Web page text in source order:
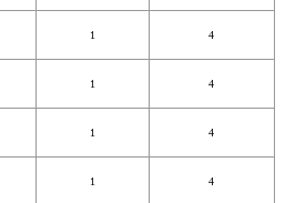
1 4
1 4
1 4
1 4